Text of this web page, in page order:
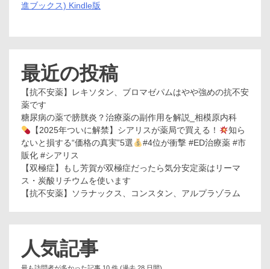
進ブックス) Kindle版
最近の投稿
【抗不安薬】レキソタン、ブロマゼパムはやや強めの抗不安
薬です
糖尿病の薬で膀胱炎？治療薬の副作用を解説_相模原内科
【2025年ついに解禁】シアリスが薬局で買える！
知ら
ないと損する“価格の真実”5選
#4位が衝撃 #ED治療薬 #市
販化 #シアリス
【双極症】もし芳賀が双極症だったら気分安定薬はリーマ
ス・炭酸リチウムを使います
【抗不安薬】ソラナックス、コンスタン、アルプラゾラム
人気記事